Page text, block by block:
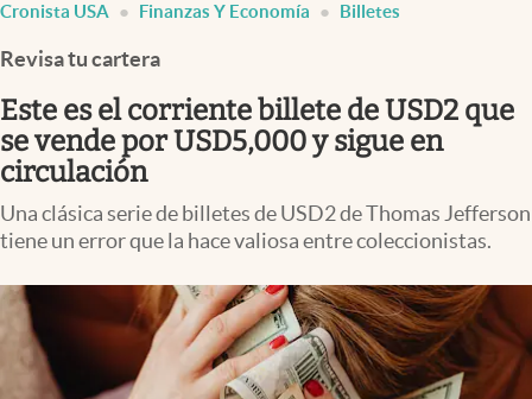
Espiritual
Streaming
PC y mobile
Cronista USA Finanzas Y Economía Billetes
Revisa tu cartera
Este es el corriente billete de USD2 que
se vende por USD5,000 y sigue en
circulación
Una clásica serie de billetes de USD2 de Thomas Jefferson
tiene un error que la hace valiosa entre coleccionistas.